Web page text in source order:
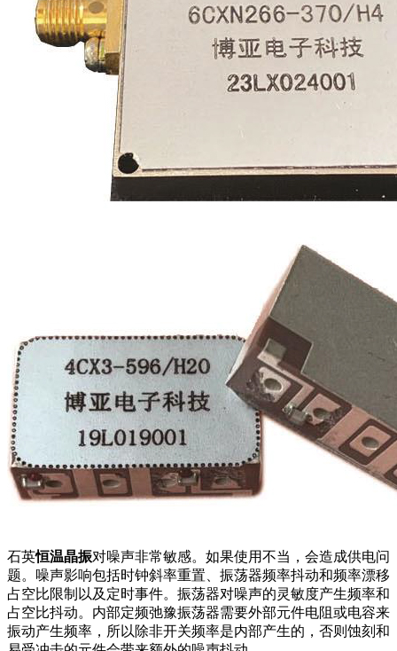
石英恒温晶振对噪声非常敏感。如果使用不当，会造成供电问
题。噪声影响包括时钟斜率重置、振荡器频率抖动和频率漂移
占空比限制以及定时事件。振荡器对噪声的灵敏度产生频率和
占空比抖动。内部定频弛豫振荡器需要外部元件电阻或电容来
振动产生频率，所以除非开关频率是内部产生的，否则蚀刻和